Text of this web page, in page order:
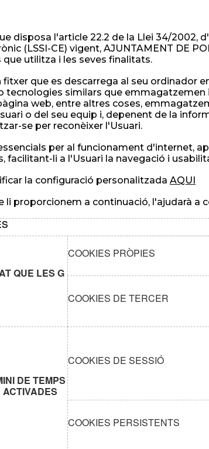
disposa l'article 22.2 de la Llei 34/2002,
(LSSI-CE) vigent, AJUNTAMENT DE
que utilitza i les seves finalitats.
fitxer que es descarrega al seu ordinador
tecnologies similars que emmagatzemen
web, entre altres coses,
o del seu equip i, depenent de la
se per reconèixer l'Usuari.
per al funcionament d'internet,
facilitant-li a l'Usuari la navegació i
la configuració personalitzada AQUI
li proporcionem a continuació, l'ajudarà a
QUE LES G
COOKIES PRÒPIES
COOKIES DE TERCER
DE TEMPS
COOKIES DE SESSIÓ
COOKIES PERSISTENTS